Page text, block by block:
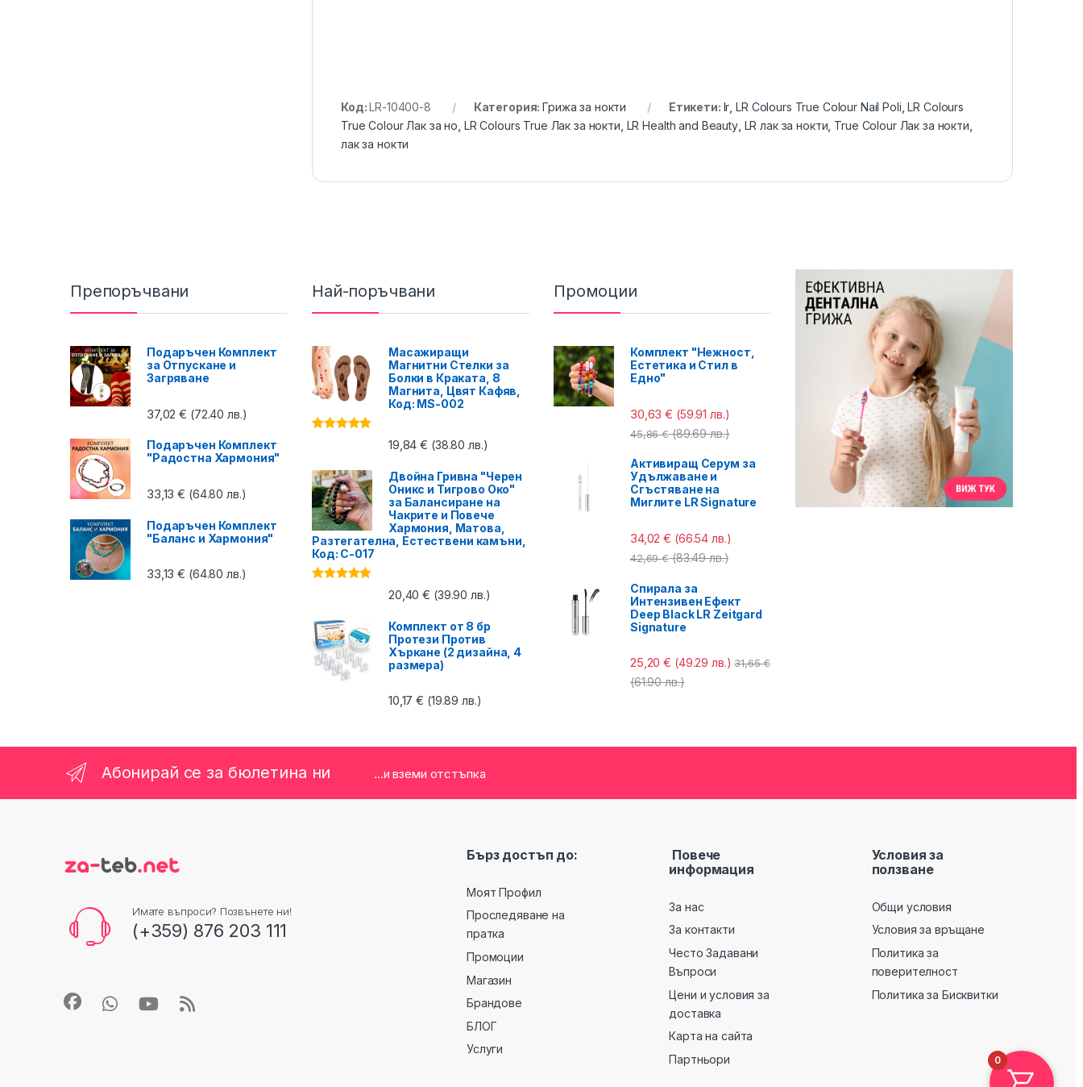
Код:LR-10400-8 Категория:Грижа за нокти Етикети: lr ,LR Colours True Colour Nail Poli ,LR Colours
True Colour Лак за но LR Colours True Лак за нокти LR Health and Beauty, LR лак за нокти True Colour Лак за нокти
лак за нокти
Препоръчвани
Подаръчен Комплект
за Отпускане и
Загряване
37,02€ (72.40 лв.)
Подаръчен Комплект
"Радостна Хармония"
33,13€ (64.80 лв.)
Подаръчен Комплект
"Баланс и Хармония"
33,13€ (64.80 лв.)
Най-поръчвани
Масажиращи
Магнитни Стелки за
Болки в Краката, 8
Магнита, Цвят Кафяв,
Код: MS-002
19,84€ (38.80 лв.)
Двойна Гривна "Черен
Оникс и Тигрово Око"
за Балансиране на
Чакрите и Повече
Хармония, Матова,
Разтегателна, Естествени камъни,
Код: C-017
20,40€ (39.90 лв.)
Комплект от 8 бр
Протези Против
Хъркане (2 дизайна, 4
размера)
10,17€ (19.89 лв.)
Промоции
Комплект "Нежност,
Естетика и Стил в
Едно"
30,63€ (59.91 лв.)
45,86€ (89.69 лв.)
Активиращ Серум за
Удължаване и
Сгъстяване на
Миглите LR Signature
34,02€ (66.54 лв.)
42,69€ (83.49 лв.)
Спирала за
Интензивен Ефект
Deep Black LR Zeitgard
Signature
25,20€ (49.29 лв.) 31,65€
(61.90 лв.)
Абонирай се за бюлетина ни ...и вземи отстъпка
Имате въпроси? Позвънете ни!
(+359) 876 203 111
Бърз достъп до:
Моят Профил
Проследяване на
пратка
Промоции
Магазин
Брандове
БЛОГ
Услуги
Повече
информация
За нас
За контакти
Често Задавани
Въпроси
Цени и условия за
доставка
Карта на сайта
Партньори
Условия за
ползване
Общи условия
Условия за връщане
Политика за
поверителност
Политика за Бисквитки
0